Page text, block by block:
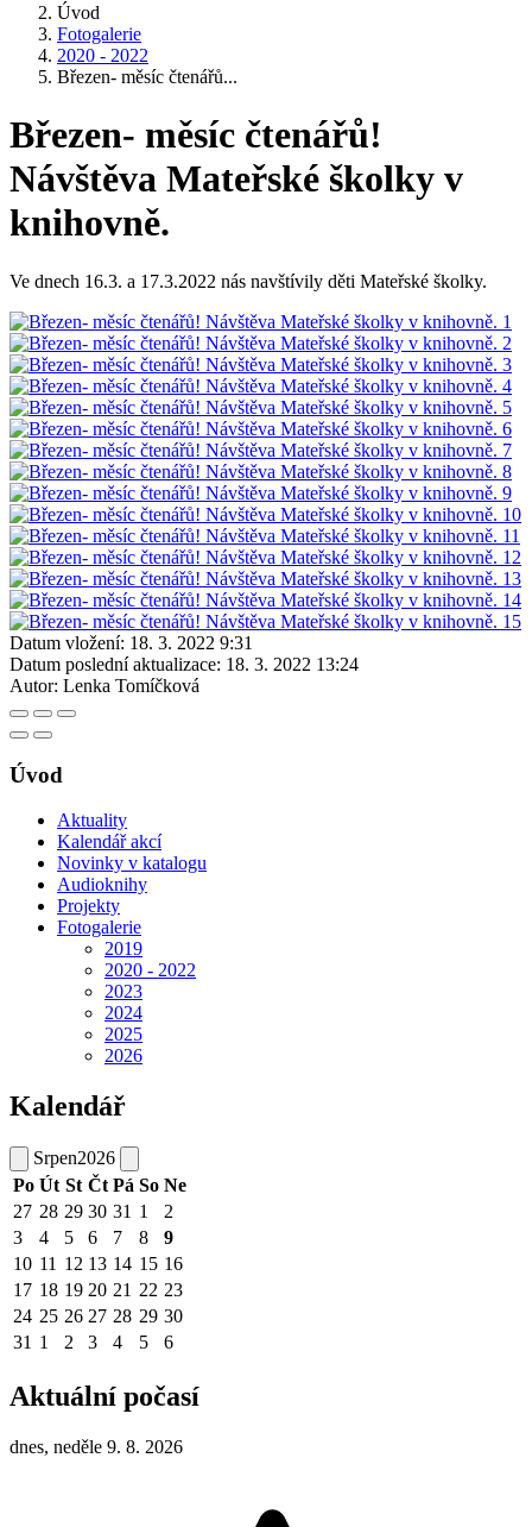
Úvod
Fotogalerie
2020 - 2022
Březen- měsíc čtenářů...
Březen- měsíc čtenářů!
Návštěva Mateřské školky v
knihovně.
Ve dnech 16.3. a 17.3.2022 nás navštívily děti Mateřské školky.
Datum vložení: 18. 3. 2022 9:31
Datum poslední aktualizace: 18. 3. 2022 13:24
Autor: Lenka Tomíčková
Úvod
Aktuality
Kalendář akcí
Novinky v katalogu
Audioknihy
Projekty
Fotogalerie
2019
2020 - 2022
2023
2024
2025
2026
Kalendář
Srpen2026
Po Út St Čt Pá So Ne
27 28 29 30 31 1
2
3
4 5 6 7 8
9
10 11 12 13 14 15 16
17 18 19 20 21 22 23
24 25 26 27 28 29 30
31 1 2 3 4 5 6
Aktuální počasí
dnes, neděle 9. 8. 2026